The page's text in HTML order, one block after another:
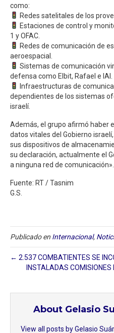
como:
Redes satelitales de los
Estaciones de control y
1 y OFAC.
Redes de comunicación de
aeroespacial.
Sistemas de comunicación
defensa como Elbit, Rafael e IAI.
Infraestructuras de
dependientes de los sistemas
israelí.
Además, el grupo afirmó haber
datos vitales del Gobierno
sus dispositivos de
su declaración, actualmente el
a ninguna red de comunicación».
Fuente: RT / Tasnim
G.S.
Publicado en Internacional,
← 2.537 COMBATIENTES SE
INSTALADAS
About Gelasio
View all posts by Gelasio